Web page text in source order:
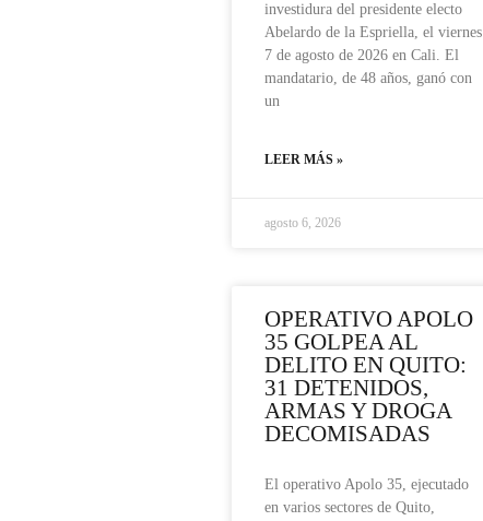
investidura del presidente electo
Abelardo de la Espriella, el viernes
7 de agosto de 2026 en Cali. El
mandatario, de 48 años, ganó con
un
LEER MÁS »
agosto 6, 2026
OPERATIVO APOLO
35 GOLPEA AL
DELITO EN QUITO:
31 DETENIDOS,
ARMAS Y DROGA
DECOMISADAS
El operativo Apolo 35, ejecutado
en varios sectores de Quito,